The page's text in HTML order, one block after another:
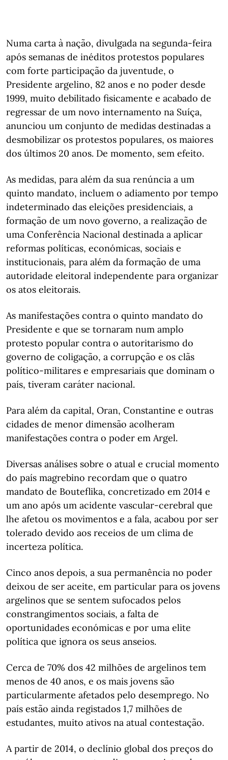
Numa carta à nação, divulgada na segunda-feira
após semanas de inéditos protestos populares
com forte participação da juventude, o
Presidente argelino, 82 anos e no poder desde
1999, muito debilitado fisicamente e acabado de
regressar de um novo internamento na Suíça,
anunciou um conjunto de medidas destinadas a
desmobilizar os protestos populares, os maiores
dos últimos 20 anos. De momento, sem efeito.
As medidas, para além da sua renúncia a um
quinto mandato, incluem o adiamento por tempo
indeterminado das eleições presidenciais, a
formação de um novo governo, a realização de
uma Conferência Nacional destinada a aplicar
reformas políticas, económicas, sociais e
institucionais, para além da formação de uma
autoridade eleitoral independente para organizar
os atos eleitorais.
As manifestações contra o quinto mandato do
Presidente e que se tornaram num amplo
protesto popular contra o autoritarismo do
governo de coligação, a corrupção e os clãs
político-militares e empresariais que dominam o
país, tiveram caráter nacional.
Para além da capital, Oran, Constantine e outras
cidades de menor dimensão acolheram
manifestações contra o poder em Argel.
Diversas análises sobre o atual e crucial momento
do país magrebino recordam que o quatro
mandato de Bouteflika, concretizado em 2014 e
um ano após um acidente vascular-cerebral que
lhe afetou os movimentos e a fala, acabou por ser
tolerado devido aos receios de um clima de
incerteza política.
Cinco anos depois, a sua permanência no poder
deixou de ser aceite, em particular para os jovens
argelinos que se sentem sufocados pelos
constrangimentos sociais, a falta de
oportunidades económicas e por uma elite
política que ignora os seus anseios.
Cerca de 70% dos 42 milhões de argelinos tem
menos de 40 anos, e os mais jovens são
particularmente afetados pelo desemprego. No
país estão ainda registados 1,7 milhões de
estudantes, muito ativos na atual contestação.
A partir de 2014, o declínio global dos preços do